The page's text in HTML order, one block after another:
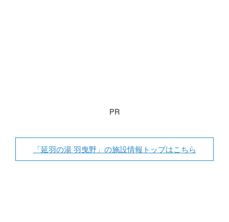
PR
「延羽の湯 羽曳野」の施設情報トップはこちら